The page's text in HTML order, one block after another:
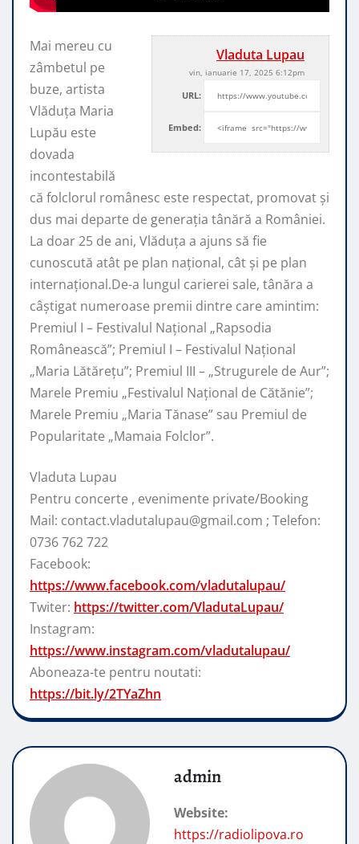
Vladuta Lupau
vin, ianuarie 17, 2025 6:12pm
URL:
Embed:
Mai mereu cu
zâmbetul pe
buze, artista
Vlăduța Maria
Lupău este
dovada
incontestabilă
că folclorul românesc este respectat, promovat şi
dus mai departe de generaţia tânără a României.
La doar 25 de ani, Vlăduța a ajuns să fie
cunoscută atât pe plan naţional, cât şi pe plan
internaţional.De-a lungul carierei sale, tânăra a
câştigat numeroase premii dintre care amintim:
Premiul I – Festivalul Național „Rapsodia
Românească”; Premiul I – Festivalul Național
„Maria Lătărețu”; Premiul III – „Strugurele de Aur”;
Marele Premiu „Festivalul Național de Cătănie”;
Marele Premiu „Maria Tănase” sau Premiul de
Popularitate „Mamaia Folclor”.
Vladuta Lupau
Pentru concerte , evenimente private/Booking
Mail: contact.vladutalupau@gmail.com ; Telefon:
0736 762 722
Facebook:
https://www.facebook.com/vladutalupau/
Twiter: https://twitter.com/VladutaLupau/
Instagram:
https://www.instagram.com/vladutalupau/
Aboneaza-te pentru noutati:
https://bit.ly/2TYaZhn
admin
Website:
https://radiolipova.ro